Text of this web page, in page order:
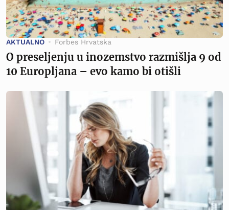
AKTUALNO Forbes Hrvatska
O preseljenju u inozemstvo razmišlja 9 od
10 Europljana – evo kamo bi otišli